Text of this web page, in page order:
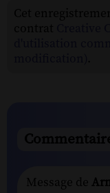
Message de